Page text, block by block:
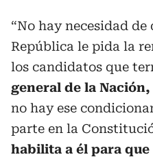
“No hay necesidad
República le pida la
los candidatos que
general de la Nación,
no hay ese
parte en la
habilita a él para